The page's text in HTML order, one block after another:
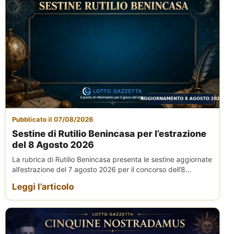
Pubblicato il 07/08/2026
Sestine di Rutilio Benincasa per l’estrazione
del 8 Agosto 2026
La rubrica di Rutilio Benincasa presenta le sestine aggiornate
all’estrazione del 7 agosto 2026 per il concorso dell’8...
Leggi l’articolo